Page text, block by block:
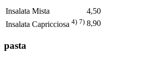
Insalata Mista
4,50
Insalata Capricciosa 4) 7) 8,90
pasta